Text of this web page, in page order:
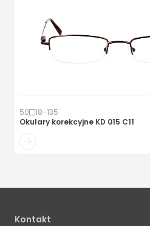
50 18-135
Okulary korekcyjne KD 015 C11
Kontakt